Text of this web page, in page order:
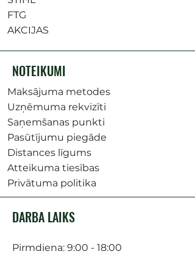
FTG
AKCIJAS
NOTEIKUMI
Maksājuma metodes
Uzņēmuma rekvizīti
Saņemšanas punkti
Pasūtījumu piegāde
Distances līgums
Atteikuma tiesības
Privātuma politika
DARBA LAIKS
Pirmdiena: 9:00 - 18:00